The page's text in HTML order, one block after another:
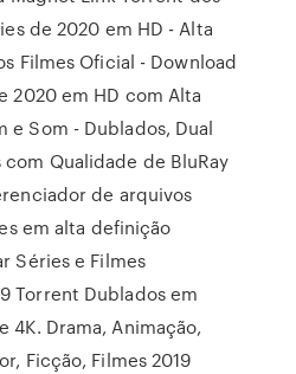
de 2020 em HD - Alta
Filmes Oficial - Download
2020 em HD com Alta
e Som - Dublados, Dual
Qualidade de BluRay
de arquivos
em alta definição
Séries e Filmes
Torrent Dublados em
4K. Drama, Animação,
Ficção, Filmes 2019